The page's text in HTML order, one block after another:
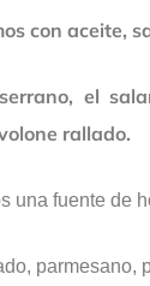
con aceite,
el
rallado.
una fuente de
parmesano,